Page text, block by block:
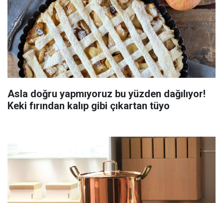
Asla doğru yapmıyoruz bu yüzden dağılıyor!
Keki fırından kalıp gibi çıkartan tüyo